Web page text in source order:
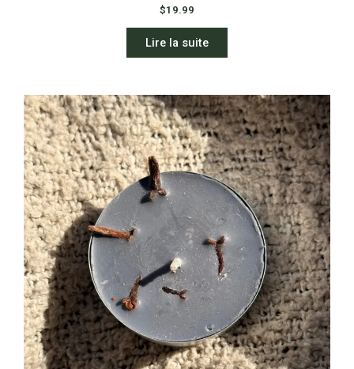
$19.99
Lire la suite